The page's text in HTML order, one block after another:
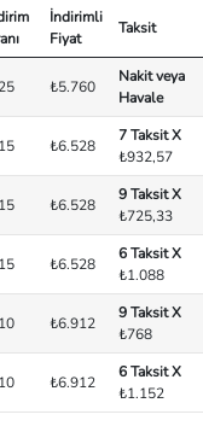
İndirimli
Fiyat
Taksit
₺5.760
Nakit veya
Havale
₺6.528
7 Taksit X
₺932,57
₺6.528
9 Taksit X
₺725,33
₺6.528
6 Taksit X
₺1.088
₺6.912
9 Taksit X
₺768
₺6.912
6 Taksit X
₺1.152